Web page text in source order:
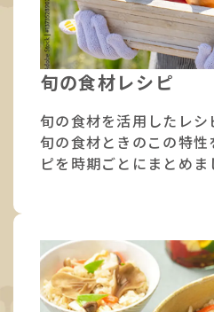
旬の食材レシピ
旬の食材を活用したレシ
旬の食材ときのこの特
ピを時期ごとにまとめま